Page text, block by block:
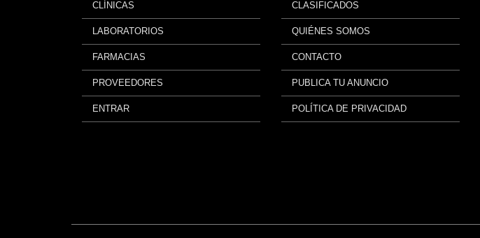
CLÍNICAS
LABORATORIOS
FARMACIAS
PROVEEDORES
ENTRAR
CLASIFICADOS
QUIÉNES SOMOS
CONTACTO
PUBLICA TU ANUNCIO
POLÍTICA DE PRIVACIDAD